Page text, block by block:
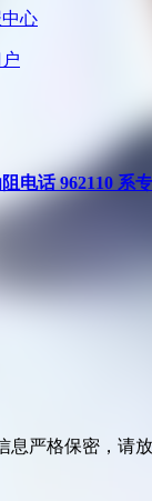
心
电话 962110 系
息严格保密，请